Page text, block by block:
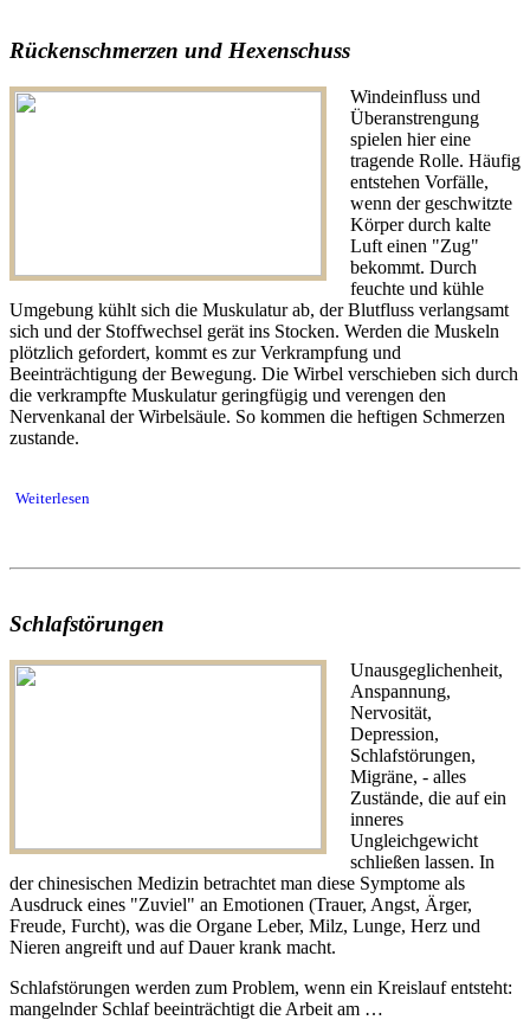
Rückenschmerzen und Hexenschuss
Windeinfluss und
Überanstrengung
spielen hier eine
tragende Rolle. Häufig
entstehen Vorfälle,
wenn der geschwitzte
Körper durch kalte
Luft einen "Zug"
bekommt. Durch
feuchte und kühle
Umgebung kühlt sich die Muskulatur ab, der Blutfluss verlangsamt
sich und der Stoffwechsel gerät ins Stocken. Werden die Muskeln
plötzlich gefordert, kommt es zur Verkrampfung und
Beeinträchtigung der Bewegung. Die Wirbel verschieben sich durch
die verkrampfte Muskulatur geringfügig und verengen den
Nervenkanal der Wirbelsäule. So kommen die heftigen Schmerzen
zustande.
Weiterlesen
Schlafstörungen
Unausgeglichenheit,
Anspannung,
Nervosität,
Depression,
Schlafstörungen,
Migräne, - alles
Zustände, die auf ein
inneres
Ungleichgewicht
schließen lassen. In
der chinesischen Medizin betrachtet man diese Symptome als
Ausdruck eines "Zuviel" an Emotionen (Trauer, Angst, Ärger,
Freude, Furcht), was die Organe Leber, Milz, Lunge, Herz und
Nieren angreift und auf Dauer krank macht.
Schlafstörungen werden zum Problem, wenn ein Kreislauf entsteht:
mangelnder Schlaf beeinträchtigt die Arbeit am …